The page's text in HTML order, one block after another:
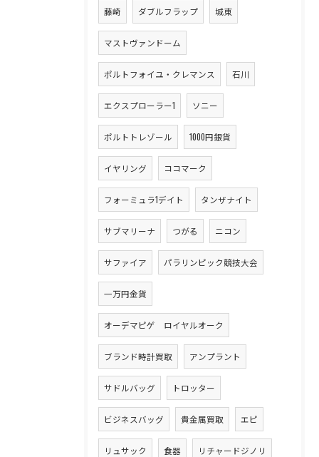
藤崎 ダブルフラップ 城東
マストヴァンドーム
ポルトフォイユ・クレマンス 石川
エクスプローラー1 ソニー
ポルトトレゾール 1000円銀貨
イヤリング ココマーク
フォーミュラ1デイト タンザナイト
サブマリーナ つがる ニコン
サファイア パラリンピック競技大会
一万円金貨
オーデマピゲ ロイヤルオーク
ブランド時計買取 アンプラント
サドルバッグ トロッター
ビジネスバッグ 貴金属買取 エピ
リュサック 食器 リチャードジノリ